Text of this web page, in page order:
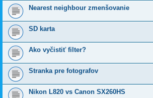
Nearest neighbour zmenšovanie
SD karta
Ako vyčistiť filter?
Stranka pre fotografov
Nikon L820 vs Canon SX260HS